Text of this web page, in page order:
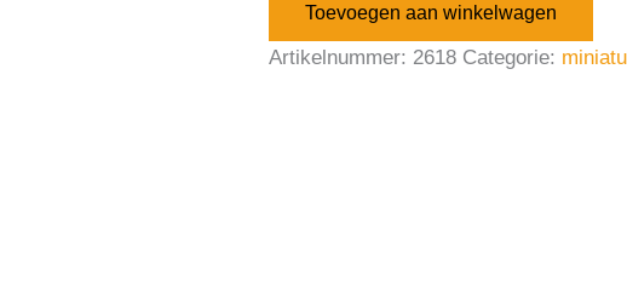
Toevoegen aan winkelwagen
Artikelnummer: 2618 Categorie: